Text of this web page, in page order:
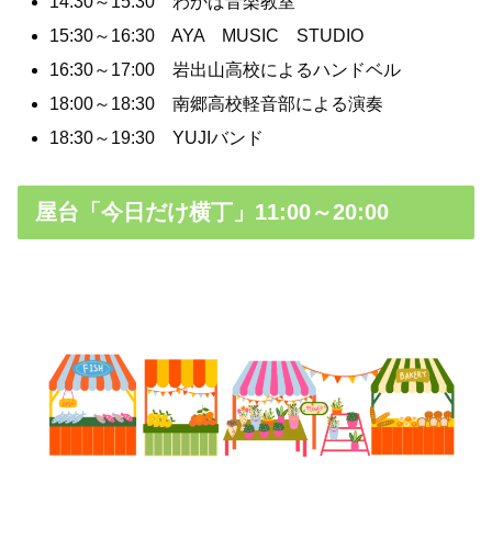
15:30～16:30 AYA MUSIC STUDIO
16:30～17:00 岩出山高校によるハンドベル
18:00～18:30 南郷高校軽音部による演奏
18:30～19:30 YUJIバンド
屋台「今日だけ横丁」11:00～20:00